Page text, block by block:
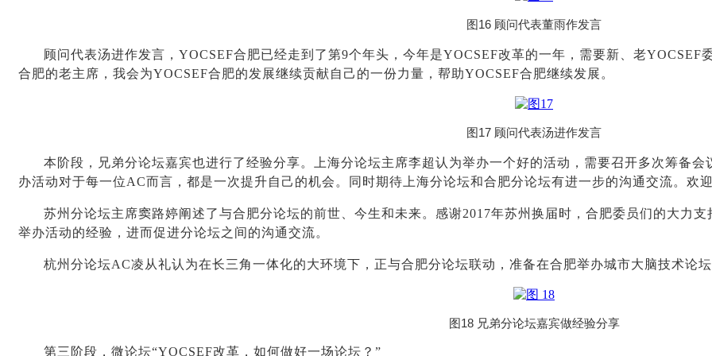
图16 顾问代表董雨作发言
顾问代表汤进作发言，YOCSEF合肥已经走到了第9个年头，今年是YOCSEF改革的一年，需要新、老
合肥的老主席，我会为YOCSEF合肥的发展继续贡献自己的一份力量，帮助YOCSEF合肥继续发展。
图17 顾问代表汤进作发言
本阶段，兄弟分论坛嘉宾也进行了经验分享。上海分论坛主席李超认为举办一个好的活动，需要召开多次筹备
办活动对于每一位AC而言，都是一次提升自己的机会。同时期待上海分论坛和合肥分论坛有进一步的沟通交流。欢
苏州分论坛主席窦路婷阐述了与合肥分论坛的前世、今生和未来。感谢2017年苏州换届时，合肥委员们的大力
举办活动的经验，进而促进分论坛之间的沟通交流。
杭州分论坛AC凌从礼认为在长三角一体化的大环境下，正与合肥分论坛联动，准备在合肥举办城市大脑技术论
图18 兄弟分论坛嘉宾做经验分享
第三阶段，微论坛“YOCSEF改革，如何做好一场论坛？”